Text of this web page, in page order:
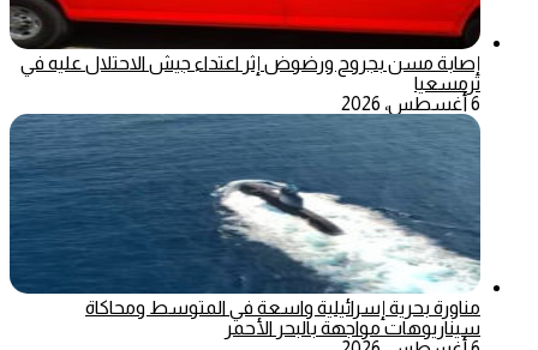
إصابة مسن بجروح ورضوض إثر اعتداء جيش الاحتلال عليه في
ترمسعيا
6 أغسطس، 2026
مناورة بحرية إسرائيلية واسعة في المتوسط ومحاكاة
سيناريوهات مواجهة بالبحر الأحمر